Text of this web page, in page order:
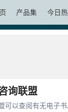
产品集 今日
询联盟
以查阅有无电子书